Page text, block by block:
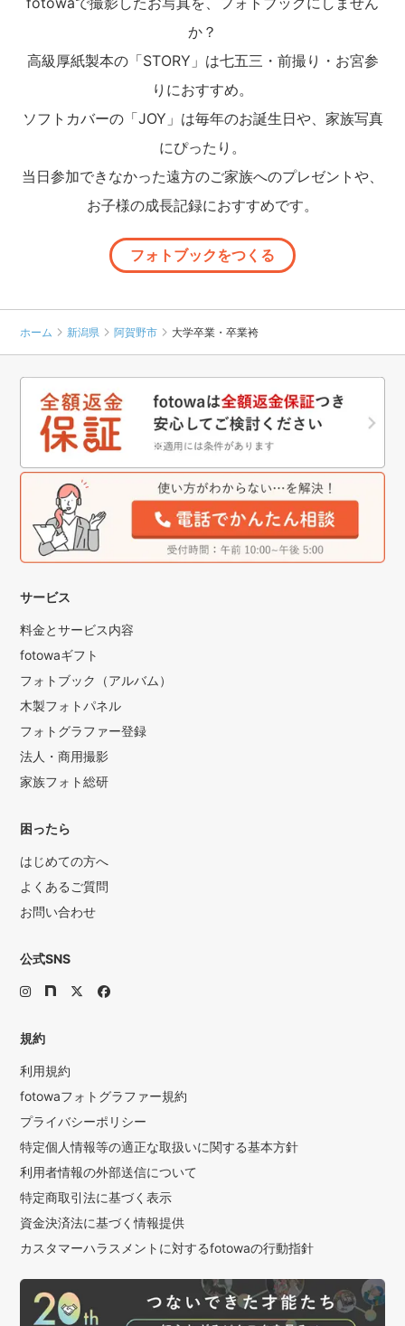
か？
高級厚紙製本の「STORY」は七五三・前撮り・お宮参
りにおすすめ。
ソフトカバーの「JOY」は毎年のお誕生日や、家族写真
にぴったり。
当日参加できなかった遠方のご家族へのプレゼントや、
お子様の成長記録におすすめです。
フォトブックをつくる
ホーム 新潟県 阿賀野市 大学卒業・卒業袴
サービス
料金とサービス内容
fotowaギフト
フォトブック（アルバム）
木製フォトパネル
フォトグラファー登録
法人・商用撮影
家族フォト総研
困ったら
はじめての方へ
よくあるご質問
お問い合わせ
公式SNS
規約
利用規約
fotowaフォトグラファー規約
プライバシーポリシー
特定個人情報等の適正な取扱いに関する基本方針
利用者情報の外部送信について
特定商取引法に基づく表示
資金決済法に基づく情報提供
カスタマーハラスメントに対するfotowaの行動指針